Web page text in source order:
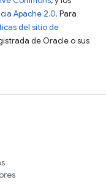
Apache 2.0. Para
del sitio de
de Oracle o sus